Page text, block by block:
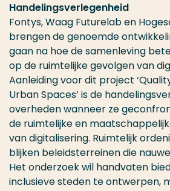
Handelingsverlegenheid
Fontys, Waag Futurelab en
brengen de genoemde
gaan na hoe de samenleving
op de ruimtelijke gevolgen van
Aanleiding voor dit project
Urban Spaces’ is de
overheden wanneer ze
de ruimtelijke en
van digitalisering. Ruimtelijk
blijken beleidsterreinen die
Het onderzoek wil handvaten
inclusieve steden te ontwerpen,